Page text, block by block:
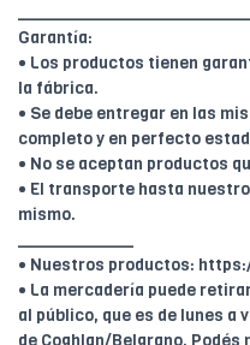
Garantía:
• Los productos tienen
la fábrica.
• Se debe entregar en las
completo y en perfecto
• No se aceptan productos
• El transporte hasta
mismo.
• Nuestros productos:
• La mercadería puede
al público, que es de lunes a
de Coghlan/Belgrano.